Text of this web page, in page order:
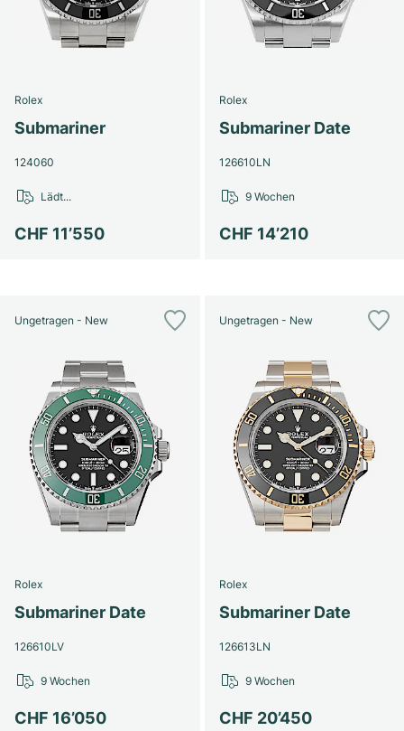
Damenuhren
Damenuhren
Rolex
Submariner
124060
CHF 11’550
Lädt...
Rolex
Submariner Date
126610LN
CHF 14’210
9 Wochen
Ungetragen - New
Rolex
Submariner Date
126610LV
CHF 16’050
9 Wochen
Ungetragen - New
Rolex
Submariner Date
126613LN
CHF 20’450
9 Wochen